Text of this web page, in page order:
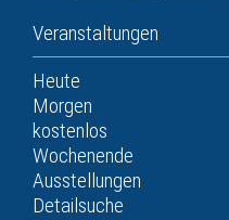
Veranstaltungen
Heute
Morgen
kostenlos
Wochenende
Ausstellungen
Detailsuche